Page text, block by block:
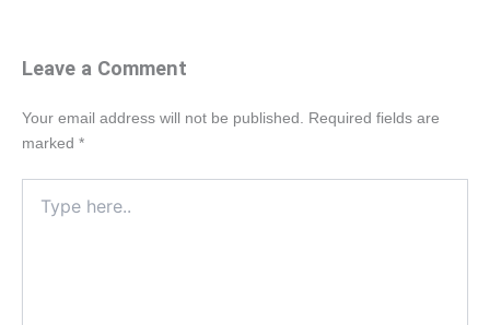
Leave a Comment
Your email address will not be published.
Required fields are
marked *
here..